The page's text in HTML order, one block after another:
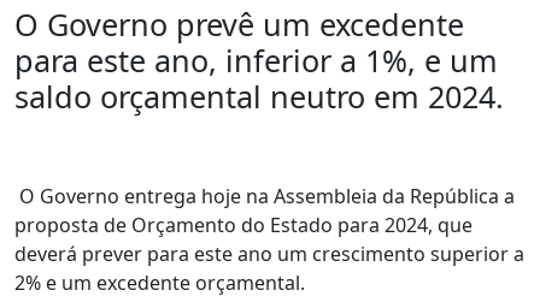
O Governo prevê um excedente
para este ano, inferior a 1%, e um
saldo orçamental neutro em 2024.
O Governo entrega hoje na Assembleia da República a
proposta de Orçamento do Estado para 2024, que
deverá prever para este ano um crescimento superior a
2% e um excedente orçamental.